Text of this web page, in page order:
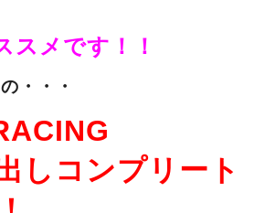
スメです！！
・・・
しコンプリート